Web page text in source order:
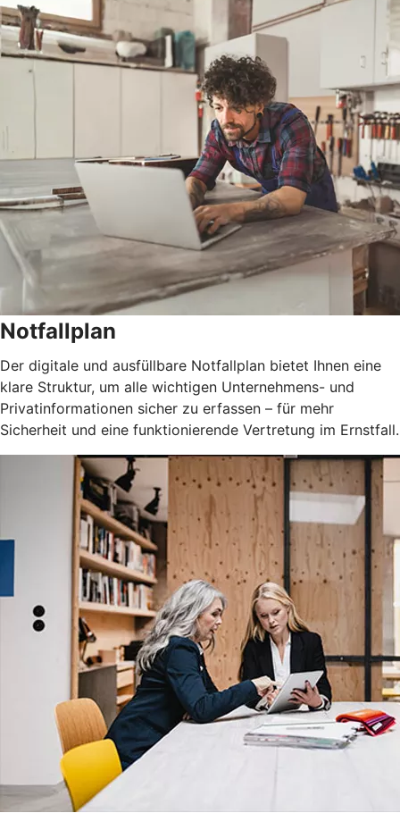
Notfallplan
Der digitale und ausfüllbare Notfallplan bietet Ihnen eine
klare Struktur, um alle wichtigen Unternehmens- und
Privatinformationen sicher zu erfassen – für mehr
Sicherheit und eine funktionierende Vertretung im Ernstfall.